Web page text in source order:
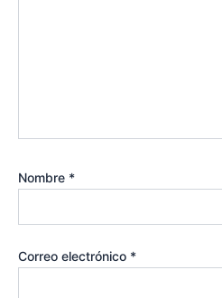
Nombre *
Correo electrónico *